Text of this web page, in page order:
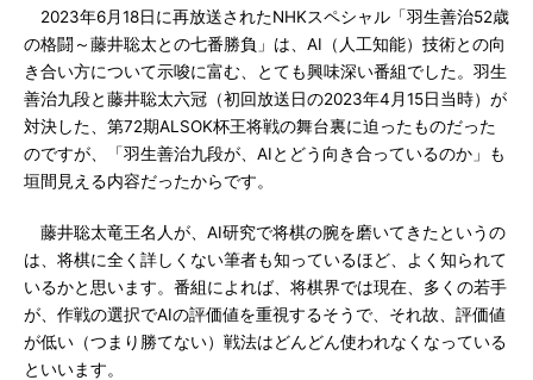
2023年6月18日に再放送されたNHKスペシャル「羽生善治52歳
の格闘～藤井聡太との七番勝負」は、AI（人工知能）技術との向
き合い方について示唆に富む、とても興味深い番組でした。羽生
善治九段と藤井聡太六冠（初回放送日の2023年4月15日当時）が
対決した、第72期ALSOK杯王将戦の舞台裏に迫ったものだった
のですが、「羽生善治九段が、AIとどう向き合っているのか」も
垣間見える内容だったからです。
藤井聡太竜王名人が、AI研究で将棋の腕を磨いてきたというの
は、将棋に全く詳しくない筆者も知っているほど、よく知られて
いるかと思います。番組によれば、将棋界では現在、多くの若手
が、作戦の選択でAIの評価値を重視するそうで、それ故、評価値
が低い（つまり勝てない）戦法はどんどん使われなくなっている
といいます。